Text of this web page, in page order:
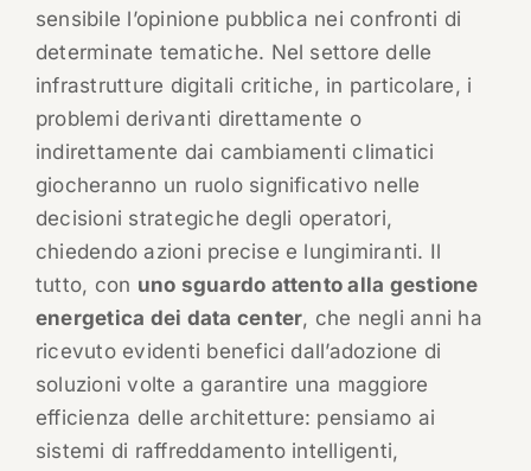
sensibile l’opinione pubblica nei confronti di
determinate tematiche. Nel settore delle
infrastrutture digitali critiche, in particolare, i
problemi derivanti direttamente o
indirettamente dai cambiamenti climatici
giocheranno un ruolo significativo nelle
decisioni strategiche degli operatori,
chiedendo azioni precise e lungimiranti. Il
tutto, con uno sguardo attento alla gestione
energetica dei data center, che negli anni ha
ricevuto evidenti benefici dall’adozione di
soluzioni volte a garantire una maggiore
efficienza delle architetture: pensiamo ai
sistemi di raffreddamento intelligenti,